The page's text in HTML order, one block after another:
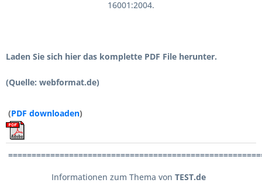
16001:2004.
Laden Sie sich hier das komplette PDF File herunter.
(Quelle: webformat.de)
(PDF downloaden)
Informationen zum Thema von TEST.de